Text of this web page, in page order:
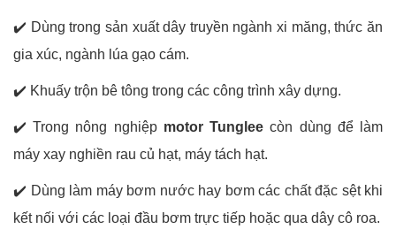
✔️ Dùng trong sản xuất dây truyền ngành xi măng, thức ăn
gia xúc, ngành lúa gạo cám.
✔️ Khuấy trộn bê tông trong các công trình xây dựng.
✔️Trong nông nghiệp motor Tunglee còn dùng để làm
máy xay nghiền rau củ hạt, máy tách hạt.
✔️ Dùng làm máy bơm nước hay bơm các chất đặc sệt khi
kết nối với các loại đầu bơm trực tiếp hoặc qua dây cô roa.